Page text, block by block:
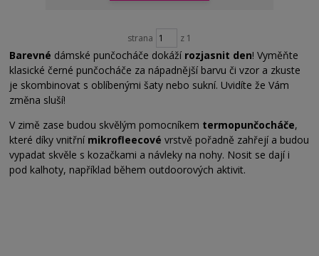
strana z 1
Barevné dámské punčocháče dokáží rozjasnit den! Vyměňte
klasické černé punčocháče za nápadnější barvu či vzor a zkuste
je skombinovat s oblíbenými šaty nebo sukní. Uvidíte že Vám
změna sluší!
V zimě zase budou skvělým pomocníkem termopunčocháče,
které díky vnitřní mikrofleecovévrstvě pořadně zahřejí a budou
vypadat skvěle s kozačkami a návleky na nohy. Nosit se dají i
pod kalhoty, například během outdoorových aktivit.